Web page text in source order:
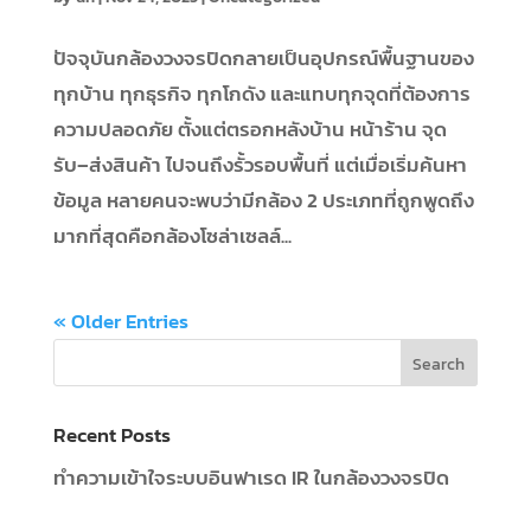
ปัจจุบันกล้องวงจรปิดกลายเป็นอุปกรณ์พื้นฐานของ
ทุกบ้าน ทุกธุรกิจ ทุกโกดัง และแทบทุกจุดที่ต้องการ
ความปลอดภัย ตั้งแต่ตรอกหลังบ้าน หน้าร้าน จุด
รับ–ส่งสินค้า ไปจนถึงรั้วรอบพื้นที่ แต่เมื่อเริ่มค้นหา
ข้อมูล หลายคนจะพบว่ามีกล้อง 2 ประเภทที่ถูกพูดถึง
มากที่สุดคือกล้องโซล่าเซลล์...
« Older Entries
Recent Posts
ทำความเข้าใจระบบอินฟาเรด IR ในกล้องวงจรปิด